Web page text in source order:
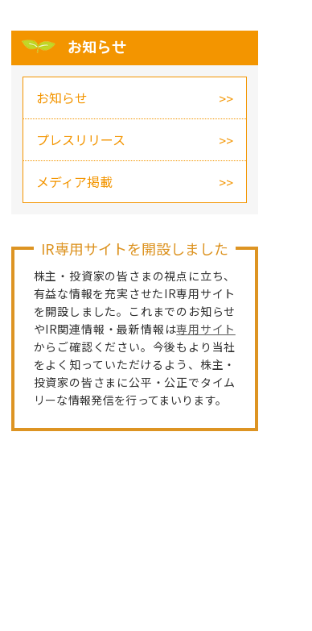
お知らせ
お知らせ
プレスリリース
メディア掲載
IR専用サイトを開設しました
株主・投資家の皆さまの視点に立ち、
有益な情報を充実させたIR専用サイト
を開設しました。これまでのお知らせ
やIR関連情報・最新情報は専用サイト
からご確認ください。今後もより当社
をよく知っていただけるよう、株主・
投資家の皆さまに公平・公正でタイム
リーな情報発信を行ってまいります。